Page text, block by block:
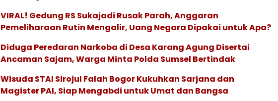
VIRAL! Gedung RS Sukajadi Rusak Parah, Anggaran
Pemeliharaan Rutin Mengalir, Uang Negara Dipakai untuk Apa?
Diduga Peredaran Narkoba di Desa Karang Agung Disertai
Ancaman Sajam, Warga Minta Polda Sumsel Bertindak
Wisuda STAI Sirojul Falah Bogor Kukuhkan Sarjana dan
Magister PAI, Siap Mengabdi untuk Umat dan Bangsa